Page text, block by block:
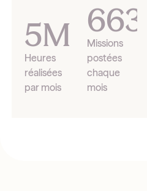
5M
Heures
réalisées
par mois
Missions
postées
chaque
mois